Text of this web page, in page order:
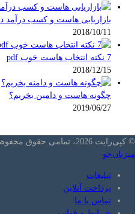
بازاریابی هاست و کسب درآمد
2018/10/11
7 نکته انتخاب هاست خوب pdf
2018/12/15
چگونه هاست و دامین بخریم؟
2019/06/27
© کپی‌رایت 2026، تمامی حقوق محفوظ است | در حال توسعه با
میزبان‌جو
تبلیغات
پرداخت آنلاین
تماس با ما